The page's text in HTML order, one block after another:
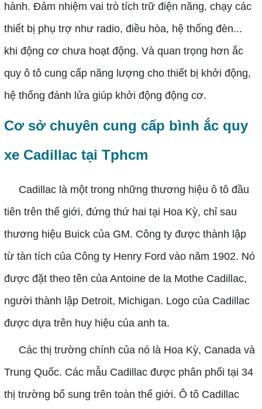
hành. Đảm nhiệm vai trò tích trữ điện năng, chạy các
thiết bị phụ trợ như radio, điều hòa, hệ thống đèn...
khi động cơ chưa hoạt động. Và quan trọng hơn ắc
quy ô tô cung cấp năng lượng cho thiết bị khởi động,
hệ thống đánh lửa giúp khởi động động cơ.
Cơ sở chuyên cung cấp bình ắc quy
xe Cadillac tại Tphcm
Cadillac là một trong những thương hiệu ô tô đầu
tiên trên thế giới, đứng thứ hai tại Hoa Kỳ, chỉ sau
thương hiệu Buick của GM. Công ty được thành lập
từ tàn tích của Công ty Henry Ford vào năm 1902. Nó
được đặt theo tên của Antoine de la Mothe Cadillac,
người thành lập Detroit, Michigan. Logo của Cadillac
được dựa trên huy hiệu của anh ta.
Các thị trường chính của nó là Hoa Kỳ, Canada và
Trung Quốc. Các mẫu Cadillac được phân phối tại 34
thị trường bổ sung trên toàn thế giới. Ô tô Cadillac